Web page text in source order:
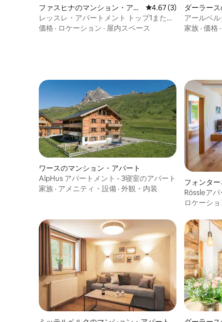
ファスヒナのマンション・アパ
ート
レビュー3件、5つ星中
4.67 (3)
レッスレ・アパートメント トップ1または
5（64平方メートル）
価格 · ロケーション · 屋内スペース
ダーラー
パート
アールベ
ド・アパー
家族 · 価格 ·
ワースのマンション・アパート
AlpHus アパートメント - 3寝室のアパート
家族 · アメニティ・設備 · 外観・内装
フォンタ
Rössleア
メートル）
ロケーショ